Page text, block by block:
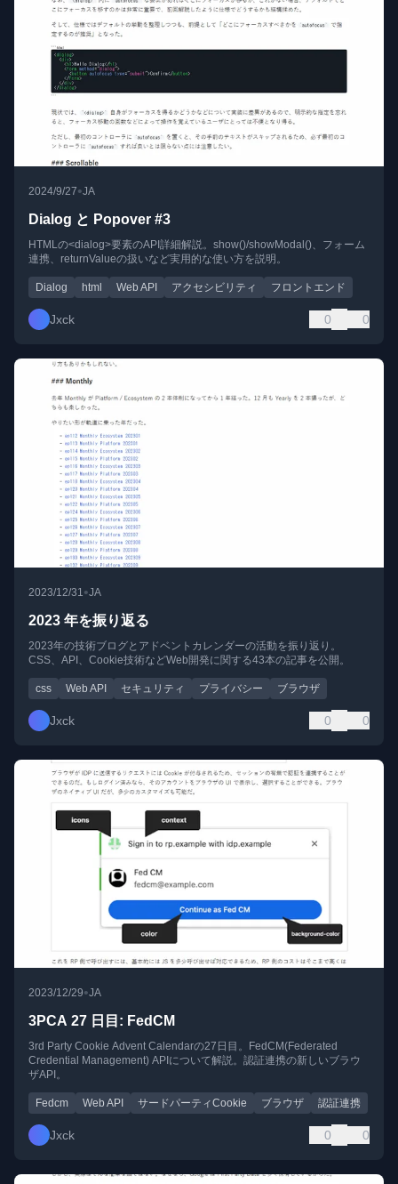
2024/9/27•JA
Dialog と Popover #3
HTMLの<dialog>要素のAPI詳細解説。show()/showModal()、フォーム
連携、returnValueの扱いなど実用的な使い方を説明。
Dialog html Web API アクセシビリティ フロントエンド
Jxck 0 0
2023/12/31 •JA
2023 年を振り返る
2023年の技術ブログとアドベントカレンダーの活動を振り返り。
CSS、API、Cookie技術などWeb開発に関する43本の記事を公開。
css Web API セキュリティ プライバシー ブラウザ
Jxck 0 0
2023/12/29•JA
3PCA 27 日目: FedCM
3rd Party Cookie Advent Calendarの27日目。FedCM(Federated
Credential Management) APIについて解説。認証連携の新しいブラウ
ザAPI。
Fedcm Web API サードパーティCookie ブラウザ 認証連携
Jxck 0 0